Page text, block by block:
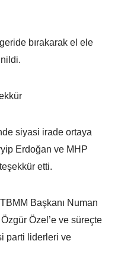
geride bırakarak el ele
siyasi irade ortaya
Erdoğan ve MHP
etti.
Başkanı Numan
Özel’e ve süreçte
parti liderleri ve